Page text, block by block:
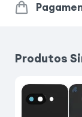
Produtos